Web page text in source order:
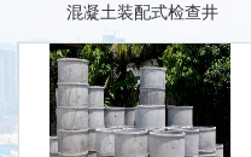
混凝土装配式检查井